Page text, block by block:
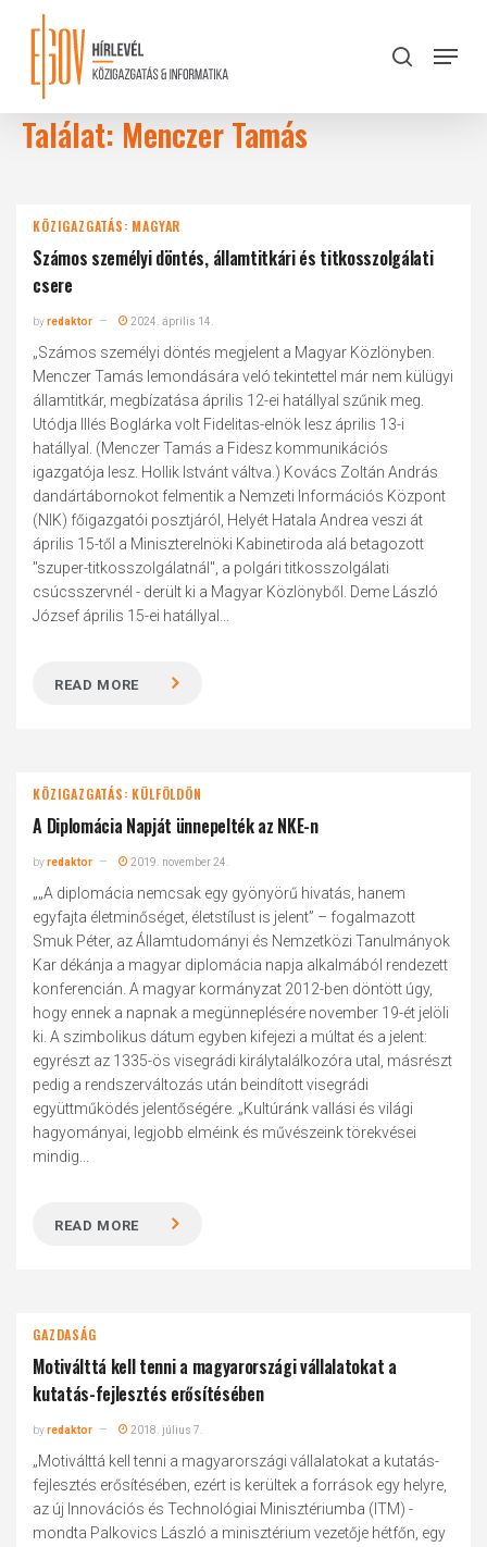
content
search
Menu
Találat: Menczer Tamás
KÖZIGAZGATÁS: MAGYAR
Számos személyi döntés, államtitkári és titkosszolgálati
csere
byredaktor 2024. április 14.
„Számos személyi döntés megjelent a Magyar Közlönyben.
Menczer Tamás lemondására veló tekintettel már nem külügyi
államtitkár, megbízatása április 12-ei hatállyal szűnik meg.
Utódja Illés Boglárka volt Fidelitas-elnök lesz április 13-i
hatállyal. (Menczer Tamás a Fidesz kommunikációs
igazgatója lesz. Hollik Istvánt váltva.) Kovács Zoltán András
dandártábornokot felmentik a Nemzeti Információs Központ
(NIK) főigazgatói posztjáról, Helyét Hatala Andrea veszi át
április 15-től a Miniszterelnöki Kabinetiroda alá betagozott
"szuper-titkosszolgálatnál", a polgári titkosszolgálati
csúcsszervnél - derült ki a Magyar Közlönyből. Deme László
József április 15-ei hatállyal...
READ MORE
KÖZIGAZGATÁS: KÜLFÖLDÖN
A Diplomácia Napját ünnepelték az NKE-n
byredaktor 2019. november 24.
„„A diplomácia nemcsak egy gyönyörű hivatás, hanem
egyfajta életminőséget, életstílust is jelent” – fogalmazott
Smuk Péter, az Államtudományi és Nemzetközi Tanulmányok
Kar dékánja a magyar diplomácia napja alkalmából rendezett
konferencián. A magyar kormányzat 2012-ben döntött úgy,
hogy ennek a napnak a megünneplésére november 19-ét jelöli
ki. A szimbolikus dátum egyben kifejezi a múltat és a jelent:
egyrészt az 1335-ös visegrádi királytalálkozóra utal, másrészt
pedig a rendszerváltozás után beindított visegrádi
együttműködés jelentőségére. „Kultúránk vallási és világi
hagyományai, legjobb elméink és művészeink törekvései
mindig...
READ MORE
GAZDASÁG
Motiválttá kell tenni a magyarországi vállalatokat a
kutatás-fejlesztés erősítésében
byredaktor 2018. július 7.
„Motiválttá kell tenni a magyarországi vállalatokat a kutatás-
fejlesztés erősítésében, ezért is kerültek a források egy helyre,
az új Innovációs és Technológiai Minisztériumba (ITM) -
mondta Palkovics László a minisztérium vezetője hétfőn, egy
Close